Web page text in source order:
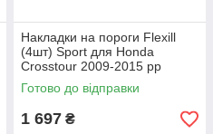
Накладки на пороги Flexill
(4шт) Sport для Honda
Crosstour 2009-2015 рр
Готово до відправки
1 697 ₴